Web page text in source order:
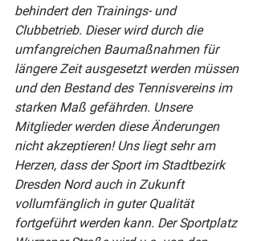
behindert den Trainings- und
Clubbetrieb. Dieser wird durch die
umfangreichen Baumaßnahmen für
längere Zeit ausgesetzt werden müssen
und den Bestand des Tennisvereins im
starken Maß gefährden. Unsere
Mitglieder werden diese Änderungen
nicht akzeptieren! Uns liegt sehr am
Herzen, dass der Sport im Stadtbezirk
Dresden Nord auch in Zukunft
vollumfänglich in guter Qualität
fortgeführt werden kann. Der Sportplatz